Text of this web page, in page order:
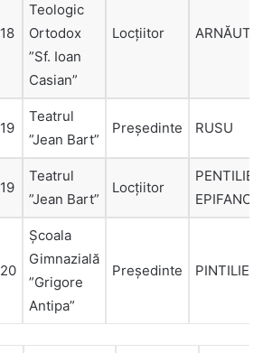
18
Teologic
Ortodox
”Sf. Ioan
Casian”
Locțiitor ARNĂUTU
19
Teatrul
”Jean Bart”
Președinte RUSU
19
Teatrul
”Jean Bart”
Locțiitor
PENTILIE-
EPIFANOV
20
Şcoala
Gimnazială
”Grigore
Antipa”
Președinte PINTILIE